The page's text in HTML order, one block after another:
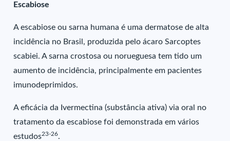
Escabiose
A escabiose ou sarna humana é uma dermatose de alta
incidência no Brasil, produzida pelo ácaro Sarcoptes
scabiei. A sarna crostosa ou norueguesa tem tido um
aumento de incidência, principalmente em pacientes
imunodeprimidos.
A eficácia da Ivermectina (substância ativa) via oral no
tratamento da escabiose foi demonstrada em vários
estudos23-26.